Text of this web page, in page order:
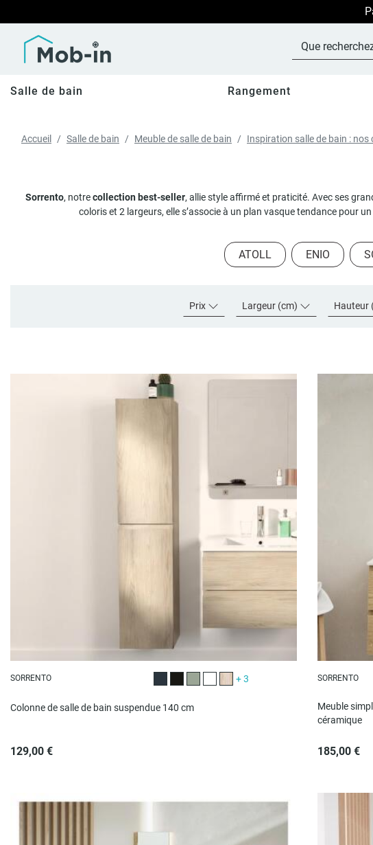
Salle de bain Rangement
Accueil Salle de bain Meuble de salle de bain Inspiration salle de bain : nos
Sorrento, notrecollection best-seller, allie style affirmé et praticité. Avec ses
coloris et 2 largeurs, elle s’associe à un plan vasque tendance pour
ATOLL ENIO
Prix Largeur (cm) Hauteur
SORRENTO
Décor chêne carbone
Noir satiné
Vert satiné
Blanc brillant
Décor chêne
+ 3
Colonne de salle de bain suspendue 140 cm
129,00 €
SORRENTO
Meuble
céramique
185,00 €